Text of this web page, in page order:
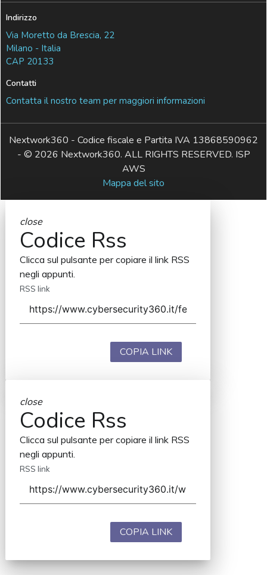
Indirizzo
Via Moretto da Brescia, 22
Milano - Italia
CAP 20133
Contatti
Contatta il nostro team per maggiori informazioni
Nextwork360 - Codice fiscale e Partita IVA 13868590962
- © 2026 Nextwork360. ALL RIGHTS RESERVED. ISP
AWS
Mappa del sito
close
Codice Rss
Clicca sul pulsante per copiare il link RSS
negli appunti.
RSS link
COPIA LINK
close
Codice Rss
Clicca sul pulsante per copiare il link RSS
negli appunti.
RSS link
COPIA LINK